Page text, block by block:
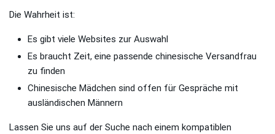
Die Wahrheit ist:
Es gibt viele Websites zur Auswahl
Es braucht Zeit, eine passende chinesische Versandfrau
zu finden
Chinesische Mädchen sind offen für Gespräche mit
ausländischen Männern
Lassen Sie uns auf der Suche nach einem kompatiblen